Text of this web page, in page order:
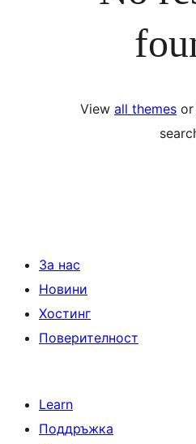
View all themes
За нас
Новини
Хостинг
Поверителност
Learn
Поддръжка